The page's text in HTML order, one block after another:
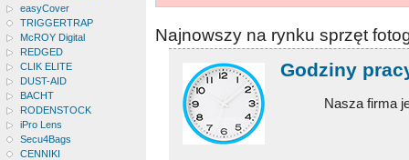
easyCover
TRIGGERTRAP
McROY Digital
REDGED
CLIK ELITE
DUST-AID
BACHT
RODENSTOCK
iPro Lens
Secu4Bags
CENNIKI
Najnowszy na rynku sprzęt
Godziny
Nasza firma